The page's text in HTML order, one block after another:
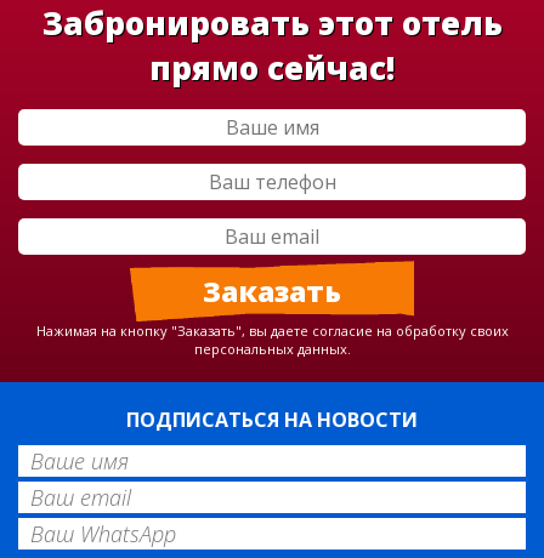
Забронировать этот отель
прямо сейчас!
Нажимая на кнопку "Заказать", вы даете согласие на обработку своих
персональных данных.
ПОДПИСАТЬСЯ НА НОВОСТИ